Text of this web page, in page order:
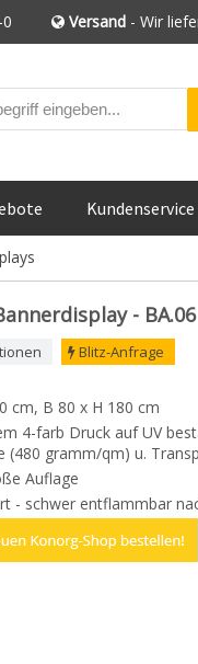
Versand - Wir
Kundenservice
- BA.06
Blitz-Anfrage
cm, B 80 x H 180 cm
4-farb Druck auf UV
(480 gramm/qm) u.
Auflage
- schwer entflammbar